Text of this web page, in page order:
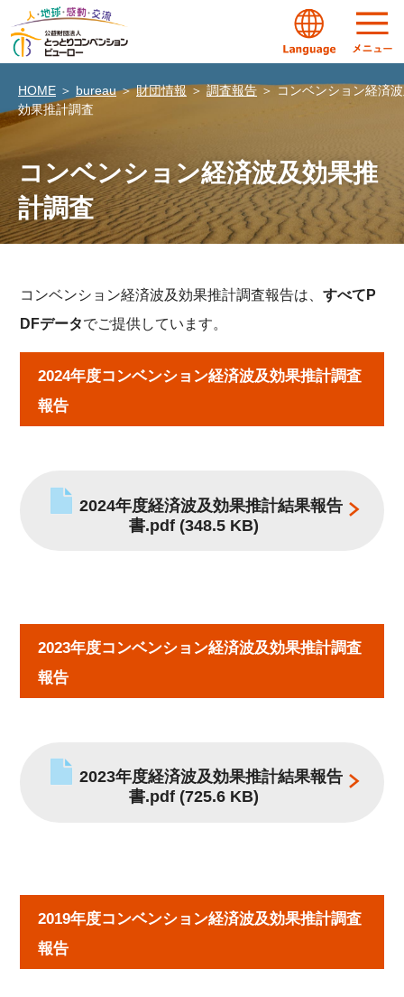
HOME ＞ bureau＞財団情報＞ 調査報告 ＞コンベンション経済
効果推計調査
コンベンション経済波及効果推
計調査
コンベンション経済波及効果推計調査報告は、すべてP
DFデータでご提供しています。
2024年度コンベンション経済波及効果推計調査
報告
2024年度経済波及効果推計結果報告
書.pdf (348.5 KB)
2023年度コンベンション経済波及効果推計調査
報告
2023年度経済波及効果推計結果報告
書.pdf (725.6 KB)
2019年度コンベンション経済波及効果推計調査
報告